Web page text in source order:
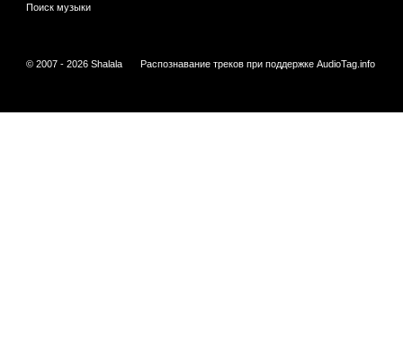
Поиск музыки
© 2007 - 2026 Shalala Распознавание треков при поддержке AudioTag.info